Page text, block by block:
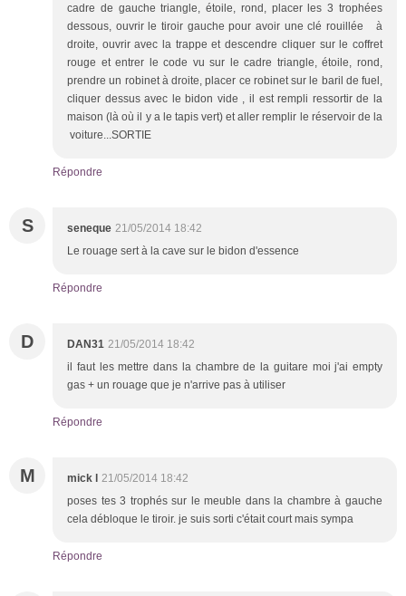
cadre de gauche triangle, étoile, rond, placer les 3 trophées
dessous, ouvrir le tiroir gauche pour avoir une clé rouillée à
droite, ouvrir avec la trappe et descendre cliquer sur le coffret
rouge et entrer le code vu sur le cadre triangle, étoile, rond,
prendre un robinet à droite, placer ce robinet sur le baril de fuel,
cliquer dessus avec le bidon vide , il est rempli ressortir de la
maison (là où il y a le tapis vert) et aller remplir le réservoir de la
voiture...SORTIE
Répondre
S seneque 21/05/2014 18:42
Le rouage sert à la cave sur le bidon d'essence
Répondre
D DAN31 21/05/2014 18:42
il faut les mettre dans la chambre de la guitare moi j'ai empty
gas + un rouage que je n'arrive pas à utiliser
Répondre
M mick l 21/05/2014 18:42
poses tes 3 trophés sur le meuble dans la chambre à gauche
cela débloque le tiroir. je suis sorti c'était court mais sympa
Répondre